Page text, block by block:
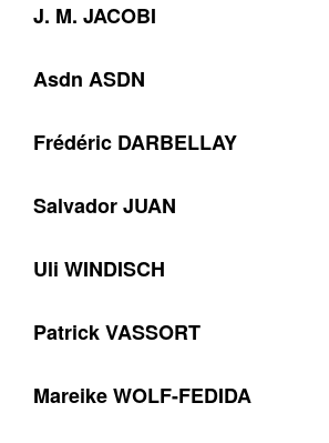
J. M. JACOBI
Asdn ASDN
Frédéric DARBELLAY
Salvador JUAN
Uli WINDISCH
Patrick VASSORT
Mareike WOLF-FEDIDA